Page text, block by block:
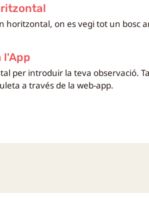
horitzontal, on es vegi tot un bosc
l'App
per introduir la teva observació.
a través de la web-app.